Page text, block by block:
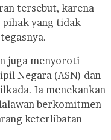
tersebut, karena
pihak yang tidak
juga menyoroti
Negara (ASN) dan
Ia menekankan
berkomitmen
keterlibatan